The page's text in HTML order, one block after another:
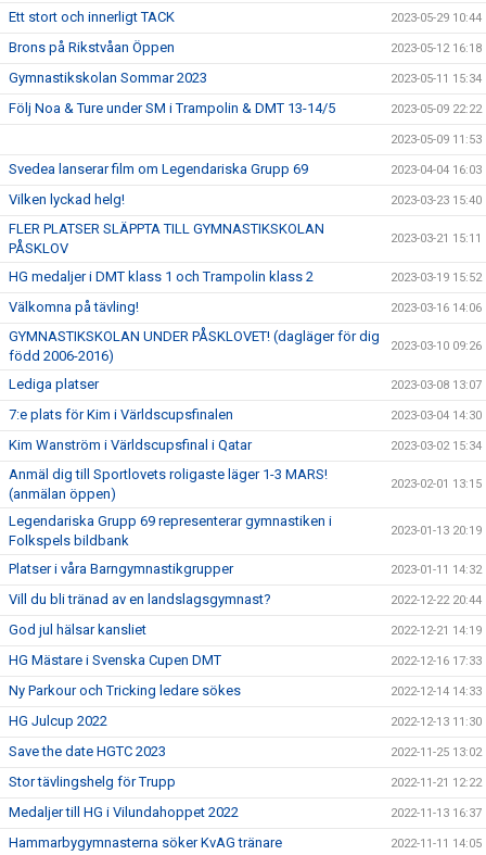
Ett stort och innerligt TACK 2023-05-29 10:44
Brons på Rikstvåan Öppen 2023-05-12 16:18
Gymnastikskolan Sommar 2023 2023-05-11 15:34
Följ Noa & Ture under SM i Trampolin & DMT 13-14/5 2023-05-09 22:22
2023-05-09 11:53
Svedea lanserar film om Legendariska Grupp 69 2023-04-04 16:03
Vilken lyckad helg! 2023-03-23 15:40
FLER PLATSER SLÄPPTA TILL GYMNASTIKSKOLAN
PÅSKLOV
2023-03-21 15:11
HG medaljer i DMT klass 1 och Trampolin klass 2 2023-03-19 15:52
Välkomna på tävling! 2023-03-16 14:06
GYMNASTIKSKOLAN UNDER PÅSKLOVET! (dagläger för dig
född 2006-2016)
2023-03-10 09:26
Lediga platser 2023-03-08 13:07
7:e plats för Kim i Världscupsfinalen 2023-03-04 14:30
Kim Wanström i Världscupsfinal i Qatar 2023-03-02 15:34
Anmäl dig till Sportlovets roligaste läger 1-3 MARS!
(anmälan öppen)
2023-02-01 13:15
Legendariska Grupp 69 representerar gymnastiken i
Folkspels bildbank
2023-01-13 20:19
Platser i våra Barngymnastikgrupper 2023-01-11 14:32
Vill du bli tränad av en landslagsgymnast? 2022-12-22 20:44
God jul hälsar kansliet 2022-12-21 14:19
HG Mästare i Svenska Cupen DMT 2022-12-16 17:33
Ny Parkour och Tricking ledare sökes 2022-12-14 14:33
HG Julcup 2022 2022-12-13 11:30
Save the date HGTC 2023 2022-11-25 13:02
Stor tävlingshelg för Trupp 2022-11-21 12:22
Medaljer till HG i Vilundahoppet 2022 2022-11-13 16:37
Hammarbygymnasterna söker KvAG tränare 2022-11-11 14:05